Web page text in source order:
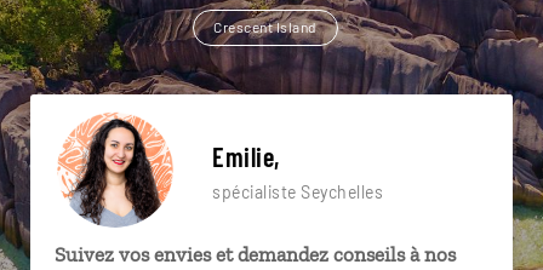
Crescent Island
Emilie,
spécialiste Seychelles
Suivez vos envies et demandez conseils à nos